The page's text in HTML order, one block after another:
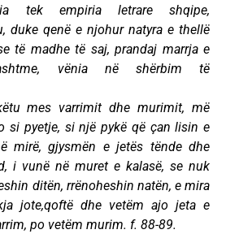
tek empiria letrare shqipe,
duke qenë e njohur natyra e thellë
të madhe të saj, prandaj marrja e
vënia në shërbim të
mes varrimit dhe murimit, më
si pyetje, si një pykë që çan lisin e
mirë, gjysmën e jetës tënde dhe
i vunë në muret e kalasë, se nuk
ditën, rrënoheshin natën, e mira
jote,qoftë dhe vetëm ajo jeta e
po vetëm murim. f. 88-89.